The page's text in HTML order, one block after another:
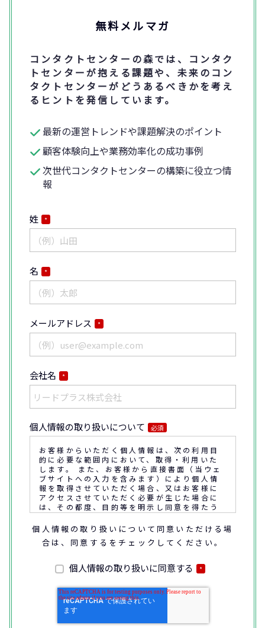
無料メルマガ
コンタクトセンターの森では、コンタク
トセンターが抱える課題や、未来のコン
タクトセンターがどうあるべきかを考え
るヒントを発信しています。
最新の運営トレンドや課題解決のポイント
顧客体験向上や業務効率化の成功事例
次世代コンタクトセンターの構築に役立つ情
報
姓 *
名 *
メールアドレス *
会社名 *
個人情報の取り扱いについて 必須
お客様からいただく個人情報は、次の利用目
的に必要な範囲内において、取得・利用いた
します。 また、お客様から直接書面（当ウェ
ブサイトへの入力を含みます）により個人情
報を取得させていただく場合、又はお客様に
アクセスさせていただく必要が生じた場合に
は、その都度、目的等を明示し同意を得たう
えで取得又はアクセスさせていただきます。
なお、通話内容の確認や応対品質の評価・研
客様との通話内容を書面、音声又は電子的方
法により記録させていただくことがありま
◆個人情報の利用目的
(1) お問い合わせいただいた内容やご相談に
個人情報の取り扱いについて同意いただける場
合は、同意するをチェックしてください。
個人情報の取り扱いに同意する *